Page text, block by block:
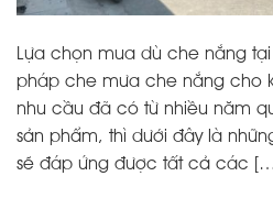
Lựa chọn mua dù che nắng
pháp che mưa che nắng cho
nhu cầu đã có từ nhiều năm
sản phẩm, thì dưới đây là
sẽ đáp ứng được tất cả các […]